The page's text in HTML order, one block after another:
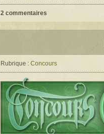
2 commentaires
Rubrique : Concours